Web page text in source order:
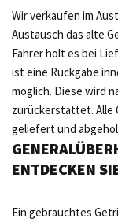
Wir verkaufen im
Austausch das alte
Fahrer holt es bei
ist eine Rückgabe
möglich. Diese wird
zurückerstattet. Alle
geliefert und
ENTDECKEN
Ein gebrauchtes